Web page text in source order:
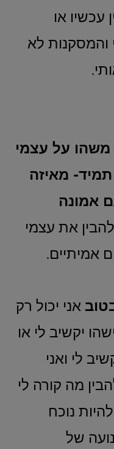
עכשיו או
והמסקנות לא
משהו על עצמי
מאיזה
אמונה
את עצמי
אמיתיים.
אני יכול רק
יקשיב לי או
לי ואני
מה קורה לי
נוכח
של